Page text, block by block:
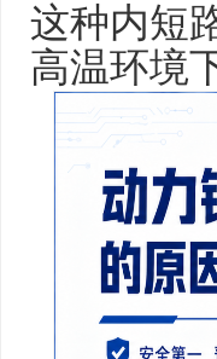
这种内短
高温环境